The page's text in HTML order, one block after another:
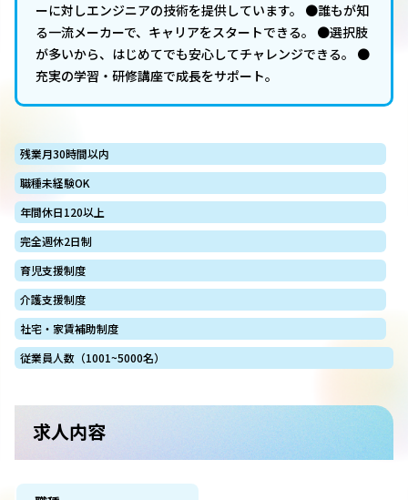
ーに対しエンジニアの技術を提供しています。 ●誰もが知
る一流メーカーで、キャリアをスタートできる。 ●選択肢
が多いから、はじめてでも安心してチャレンジできる。 ●
充実の学習・研修講座で成長をサポート。
残業月30時間以内
職種未経験OK
年間休日120以上
完全週休2日制
育児支援制度
介護支援制度
社宅・家賃補助制度
従業員人数（1001~5000名）
求人内容